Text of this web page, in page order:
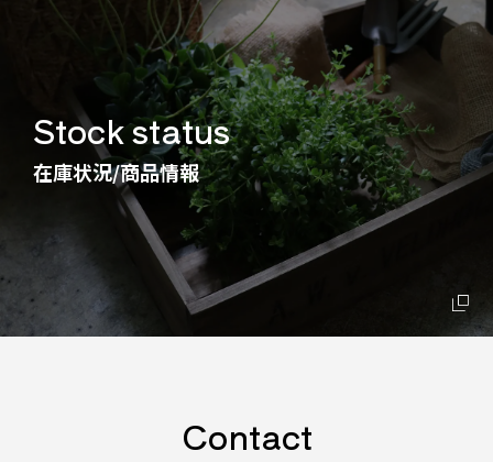
Stock status
在庫状況/商品情報
Contact